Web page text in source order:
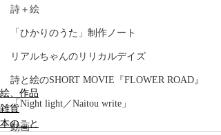
詩＋絵
「ひかりのうた」制作ノート
リアルちゃんのリリカルデイズ
詩と絵のSHORT MOVIE『FLOWER ROAD』
「Night light／Naitou write」
動画
絵、作品
雑貨
本のこと